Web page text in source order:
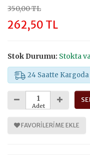
350,00 TL
262,50 TL
Stok Durumu: Stokta
24 Saatte Kargoda
Adet
FAVORILERIME EKLE